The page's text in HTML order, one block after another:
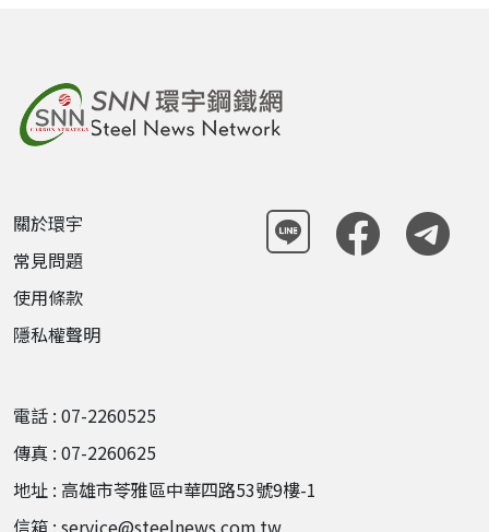
關於環宇
常見問題
使用條款
隱私權聲明
電話 : 07-2260525
傳真 : 07-2260625
地址 : 高雄市苓雅區中華四路53號9樓-1
信箱 : service@steelnews.com.tw